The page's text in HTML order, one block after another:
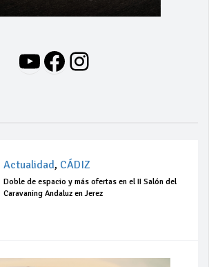
YouTube
Facebook
Instagram
Actualidad, CÁDIZ
Doble de espacio y más ofertas en el II Salón del
Caravaning Andaluz en Jerez